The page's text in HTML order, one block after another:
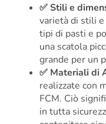
✅ Stili e
varietà di stili
tipi di pasti e
una scatola
grande per un
✅ Materiali di
realizzate con
FCM. Ciò
in tutta